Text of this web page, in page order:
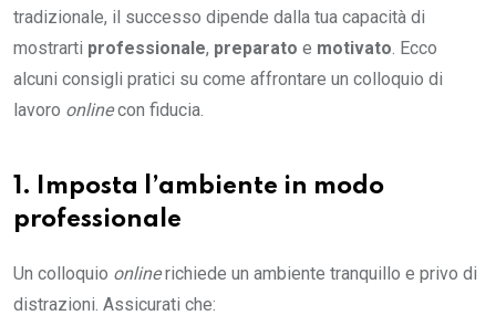
tradizionale, il successo dipende dalla tua capacità di
mostrarti professionale, preparato e motivato. Ecco
alcuni consigli pratici su come affrontare un colloquio di
lavoro onlinecon fiducia.
1. Imposta l’ambiente in modo
professionale
Un colloquio onlinerichiede un ambiente tranquillo e privo di
distrazioni. Assicurati che: